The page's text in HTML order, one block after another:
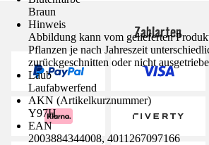
Braun
Hinweis
Abbildung kann vom gelieferten
Pflanzen je nach Jahreszeit
zurückgeschnitten oder nicht
Laub
Laufabwerfend
AKN (Artikelkurznummer)
Y97H
EAN
2003884344008, 4011267097166
Zahlarten